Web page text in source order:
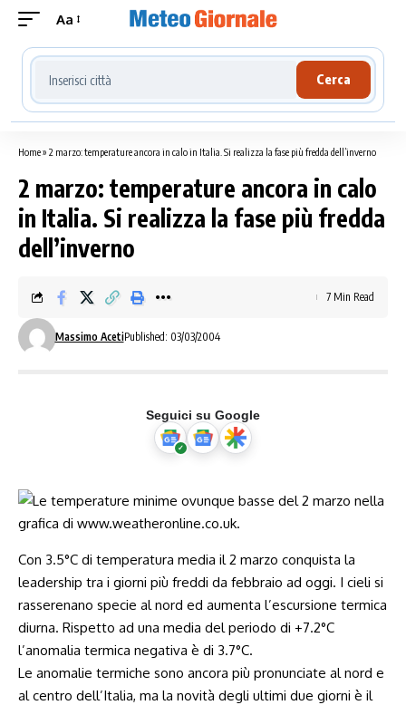
Aa
Cerca località meteo
Cerca
Home» 2 marzo: temperature ancora in calo in Italia. Si realizza la fase più fredda dell’inverno
2 marzo: temperature ancora in calo
in Italia. Si realizza la fase più fredda
dell’inverno
Massimo AcetiPublished: 03/03/2004
7 Min Read
Seguici su Google
Con 3.5°C di temperatura media il 2 marzo conquista la
leadership tra i giorni più freddi da febbraio ad oggi. I cieli si
rasserenano specie al nord ed aumenta l’escursione termica
diurna. Rispetto ad una media del periodo di +7.2°C
l’anomalia termica negativa è di 3.7°C.
Le anomalie termiche sono ancora più pronunciate al nord e
al centro dell’Italia, ma la novità degli ultimi due giorni è il